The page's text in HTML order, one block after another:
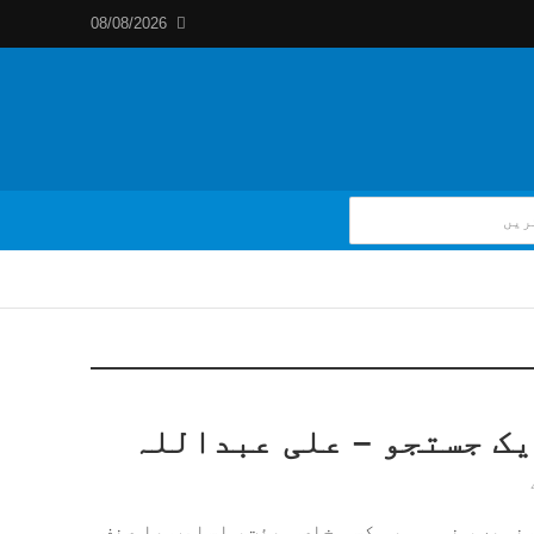
08/08/2026
جستجو – علی عبداللہ